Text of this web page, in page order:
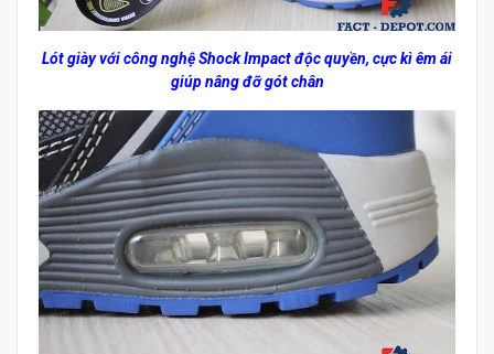
Lót giày với công nghệ Shock Impact độc quyền, cực kì êm ái
giúp nâng đỡ gót chân